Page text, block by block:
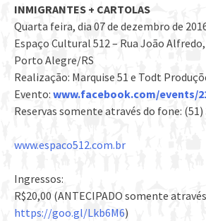
INMIGRANTES + CARTOLAS
Quarta feira, dia 07 de dezembro de
Espaço Cultural 512 – Rua João Alfredo,
Porto Alegre/RS
Realização: Marquise 51 e Todt
Evento: www.facebook.com/events/
Reservas somente através do fone: (51)
www.espaco512.com.br
Ingressos:
R$20,00 (ANTECIPADO somente
https://goo.gl/Lkb6M6)